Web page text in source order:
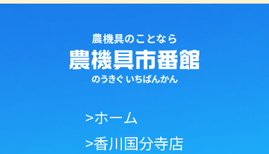
農機具のことなら
>ホーム
>香川国分寺店